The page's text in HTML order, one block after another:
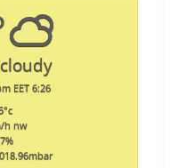
6:26 am
EET
°c
h nw
%
mbar